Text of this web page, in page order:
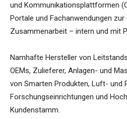
und Kommunikationsplattformen
Portale und Fachanwendungen zur
Zusammenarbeit – intern und mit
Namhafte Hersteller von
OEMs, Zulieferer, Anlagen- und
von Smarten Produkten, Luft- und
Forschungseinrichtungen und
Kundenstamm.